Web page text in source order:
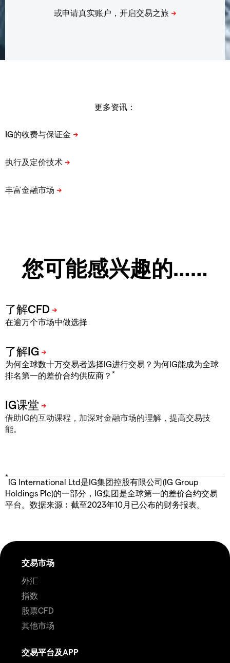
更多资讯：
您可能感兴趣的……
在逾万个市场中做选择
为何全球数十万交易者选择IG进行交易？为何IG能成为全球
排名第一的差价合约供应商？ *
借助IG的互动课程，加深对金融市场的理解，提高交易技
能。
*
IG International Ltd是IG集团控股有限公司(IG Group
Holdings Plc)的一部分，IG集团是全球第一的差价合约交易
平台。数据来源︰截至2023年10月已公布的财务报表。
交易市场
外汇
指数
股票CFD
其他市场
交易平台及APP